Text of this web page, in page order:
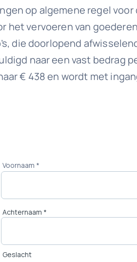
op algemene regel
het vervoeren van
die doorlopend
naar een vast bedrag
€ 438 en wordt met